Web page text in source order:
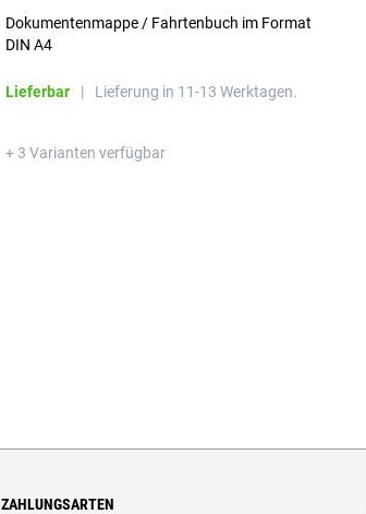
Dokumentenmappe / Fahrtenbuch im Format
DIN A4
Lieferbar | Lieferung in 11-13 Werktagen.
+ 3 Varianten verfügbar
ZAHLUNGSARTEN